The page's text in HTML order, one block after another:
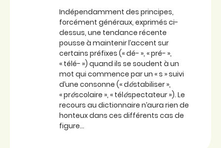
Indépendamment des principes,
forcément généraux, exprimés ci-
dessus, une tendance récente
pousse à maintenir l’accent sur
certains préfixes (« dé- », « pré- »,
« télé- ») quand ils se soudent à un
mot qui commence par un « s » suivi
d’une consonne (« déstabiliser »,
« préscolaire », « téléspectateur »). Le
recours au dictionnaire n’aura rien de
honteux dans ces différents cas de
figure…